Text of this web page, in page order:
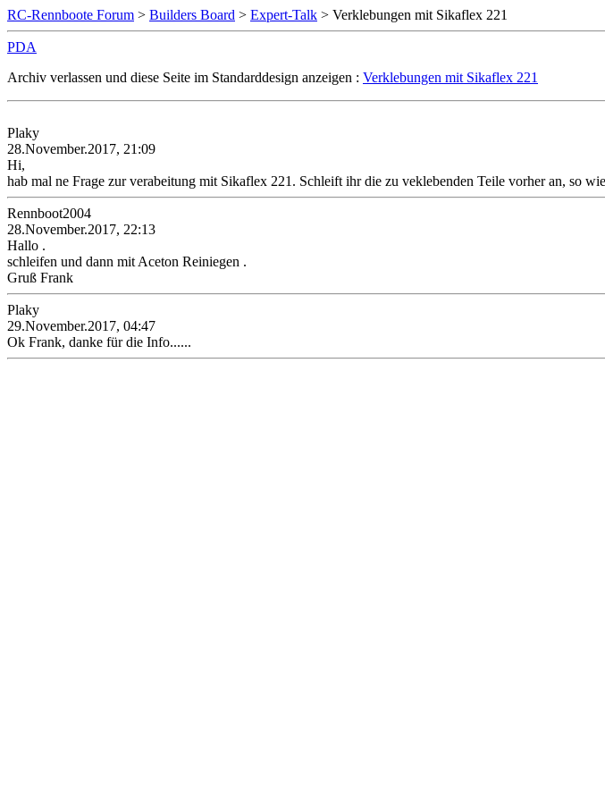
RC-Rennboote Forum > Builders Board > Expert-Talk > Verklebungen mit Sikaflex 221
PDA
Archiv verlassen und diese Seite im Standarddesign anzeigen : Verklebungen mit Sikaflex 221
Plaky
28.November.2017, 21:09
Hi,
hab mal ne Frage zur verabeitung mit Sikaflex 221. Schleift ihr die zu veklebenden Teile vorher an, so
Rennboot2004
28.November.2017, 22:13
Hallo .
schleifen und dann mit Aceton Reiniegen .
Gruß Frank
Plaky
29.November.2017, 04:47
Ok Frank, danke für die Info......